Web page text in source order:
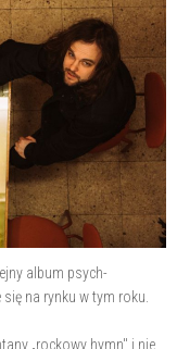
album psych-
na rynku w tym roku.
„rockowy hymn" i nie